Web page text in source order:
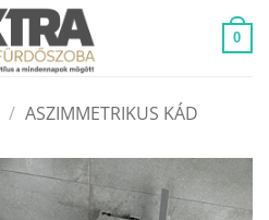
0
/ ASZIMMETRIKUS KÁD